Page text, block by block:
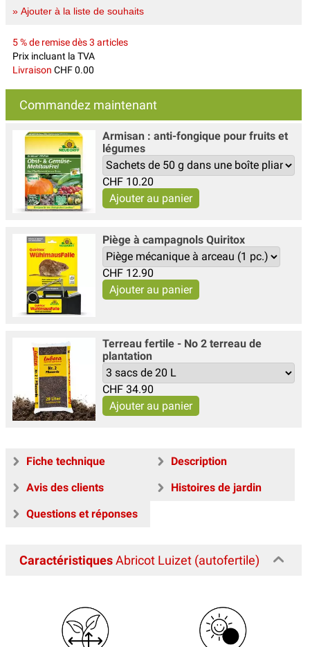
» Ajouter à la liste de souhaits
5 % de remise dès 3 articles
Prix incluant la TVA
Livraison CHF 0.00
Commandez maintenant
Armisan : anti-fongique pour fruits et
légumes
CHF 10.20
Piège à campagnols Quiritox
CHF 12.90
Terreau fertile - No 2 terreau de
plantation
CHF 34.90
Fiche technique
Description
Avis des clients
Histoires de jardin
Questions et réponses
CaractéristiquesAbricot Luizet (autofertile)